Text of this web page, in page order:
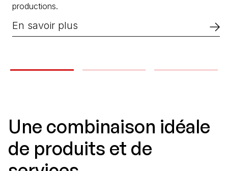
productions.
En savoir plus
Une combinaison idéale
de produits et de